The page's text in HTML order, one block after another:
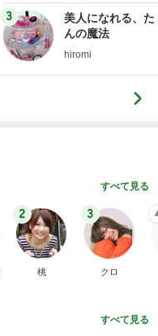
3
美人になれる、た
んの魔法
hiromi
すべて見る
2
桃
3
クロ
すべて見る